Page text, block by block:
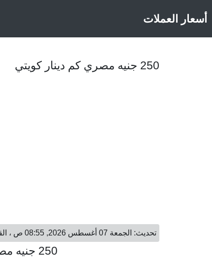
أسعار العملات
250 جنيه مصري كم دينار كويتي
تحديث: الجمعة 07 أغسطس 2026, 08:55 ص ، القاهرة - الجمعة 07 أغسطس 2026, 08:55 ص ، الكويت
250 جنيه مصري = 1.56 دينار كويتي